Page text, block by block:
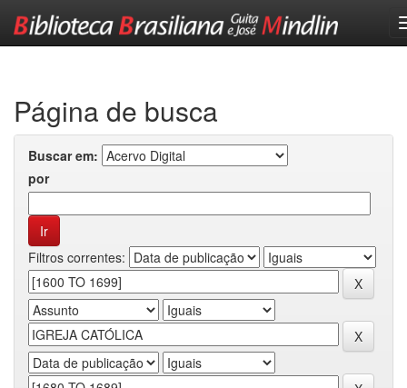
Página de busca
Buscar em:
por
Filtros correntes: